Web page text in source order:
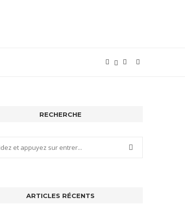
RECHERCHE
ARTICLES RÉCENTS